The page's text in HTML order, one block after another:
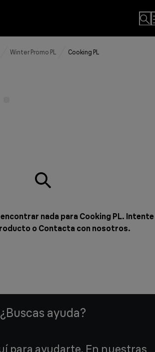
Winter Promo PL Cooking PL
nada para Cooking PL. Intente
o Contacta con nosotros.
¿Buscas ayuda?
para ayudarte. En nuestras